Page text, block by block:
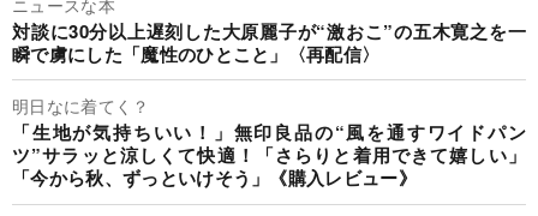
対談に30分以上遅刻した大原麗子が“激おこ”の五木寛之を一
瞬で虜にした「魔性のひとこと」〈再配信〉
明日なに着てく？
「生地が気持ちいい！」無印良品の“風を通すワイドパン
ツ”サラッと涼しくて快適！「さらりと着用できて嬉しい」
「今から秋、ずっといけそう」《購入レビュー》